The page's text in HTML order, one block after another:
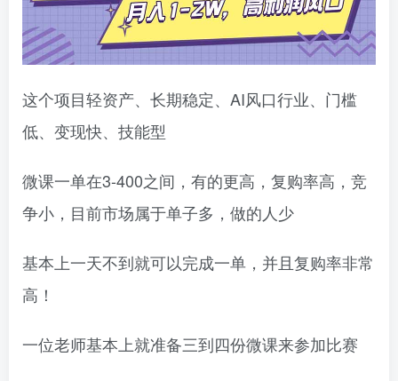
这个项目轻资产、长期稳定、AI风口行业、门槛
低、变现快、技能型
微课一单在3-400之间，有的更高，复购率高，竞
争小，目前市场属于单子多，做的人少
基本上一天不到就可以完成一单，并且复购率非常
高！
一位老师基本上就准备三到四份微课来参加比赛